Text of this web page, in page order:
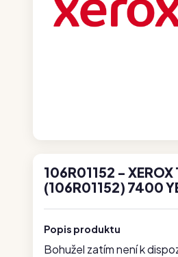
106R01152 - XEROX
(106R01152) 7400
Popis produktu
Bohužel zatím není k